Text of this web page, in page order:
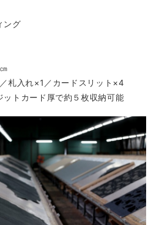
ング
札入れ×1／カードスリット×4
トカード厚で約５枚収納可能